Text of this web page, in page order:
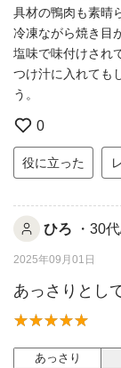
具材の鴨肉も素晴
冷凍ながら焼き目
塩味で味付けされ
つけ汁に入れても
う。
0
役に立った
ひろ ・30
2025年09月01日
あっさりとし
あっさり